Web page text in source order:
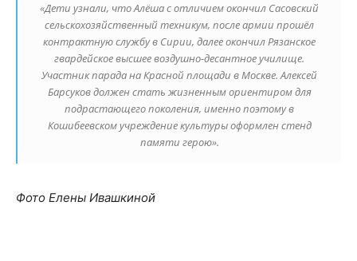
«Дети узнали, что Алёша с отличием окончил Сасовский
сельскохозяйственный техникум, после армии прошёл
контрактную службу в Сирии, далее окончил Рязанское
гвардейское высшее воздушно-десантное училище.
Участник парада на Красной площади в Москве. Алексей
Барсуков должен стать жизненным ориентиром для
подрастающего поколения, именно поэтому в
Кошибеевском учреждение культуры оформлен стенд
памяти герою».
Фото Елены Ивашкиной